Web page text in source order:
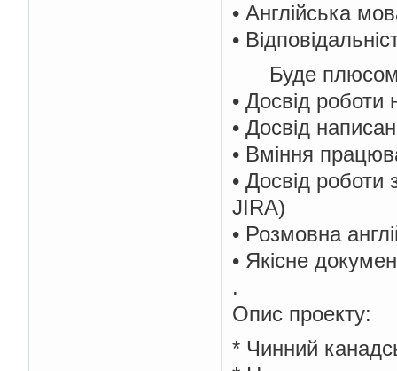
• Англійська
•
Буде
• Досвід
• Досвід
• Вміння
• Досвід
JIRA)
• Розмовна
• Якісне
.
Опис проекту:
* Чинний